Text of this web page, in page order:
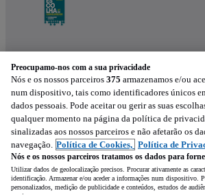
Experimenta a
Preocupamo-nos com a sua privacidade
Nós e os nossos parceiros 375 armazenamos e/ou
num dispositivo, tais como identificadores únicos
dados pessoais. Pode aceitar ou gerir as suas
qualquer momento na página da política de
sinalizadas aos nossos parceiros e não afetarão os
navegação. Política de Cookies, Política de
Nós e os nossos parceiros tratamos os dados para
Utilizar dados de geolocalização precisos. Procurar ativamente as
identificação. Armazenar e/ou aceder a informações num dispositivo.
personalizados, medição de publicidade e conteúdos, estudos de